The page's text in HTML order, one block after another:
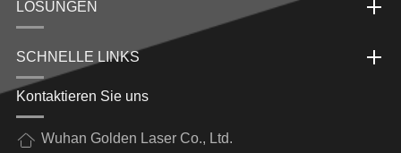
LÖSUNGEN
SCHNELLE LINKS
Kontaktieren Sie uns
Wuhan Golden Laser Co., Ltd.